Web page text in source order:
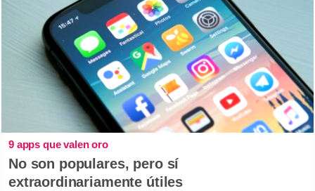
9 apps que valen oro
No son populares, pero sí
extraordinariamente útiles